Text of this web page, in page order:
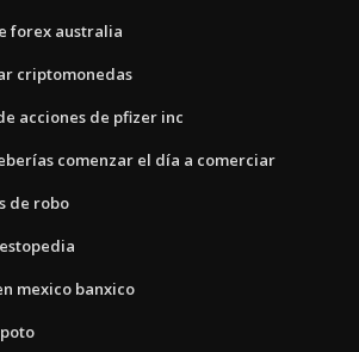
forex australia
criptomonedas
acciones de pfizer inc
comenzar el día a comerciar
de robo
mexico banxico